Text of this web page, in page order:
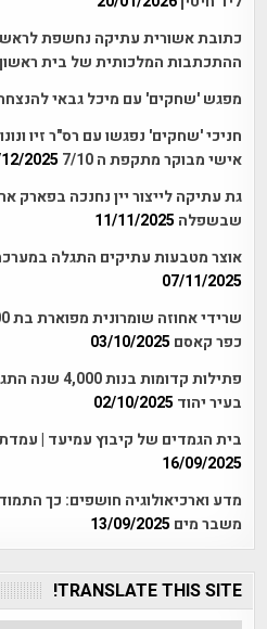
כתובת אשורית עתיקה נחשפת
ההתכתבות המלכותית של בית ראשון
מפגש 'שחקים' עם מיכל גבאי
חניכי 'שחקים' נפגשו עם רס"ר זיו
אישי מבוקר מתקפת ה 7/10
2025
גת עתיקה לייצור יין נחנכה בפארק
שבשפלה 11/11/2025
אוצר מטבעות עתיקים התגלה
07/11/2025
כפר קאסם 03/10/2025
פתילות
בעיר יהוד 02/10/2025
בית הגמדים של קיבוץ עמיעד |
16/09/2025
מדע וארכיאולוגיה חושפים: כך
משבר מים 13/09/2025
TRANSLATE THIS SITE!